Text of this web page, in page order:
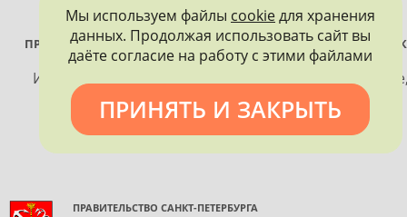
ПРОЕКТ РЕАЛИЗУЕТСЯ ПРИ ПОДДЕРЖКЕ ПРАВИТЕЛЬСТВА
ПЕТЕРБУРГА
Использование материалов, размещенных на
допускается только с согласия правообладателя и
обязательной ссылкой на источник информации.
ПРАВИТЕЛЬСТВО САНКТ-ПЕТЕРБУРГА
Мы используем файлы cookieдля хранения
данных. Продолжая использовать сайт вы
даёте согласие на работу с этими файлами
ПРИНЯТЬ И ЗАКРЫТЬ